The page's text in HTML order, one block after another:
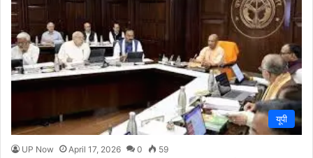
यूपी
UP Now April 17, 2026 0 59